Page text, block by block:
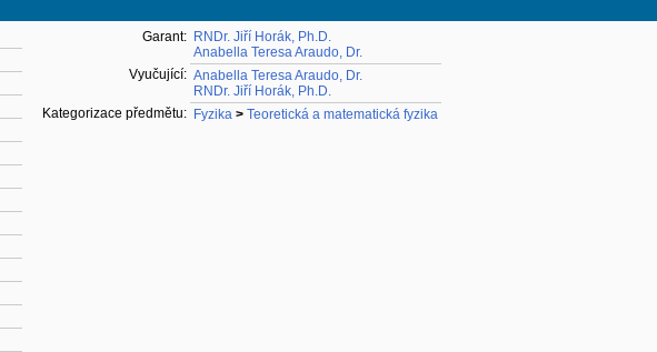
Garant: RNDr. Jiří Horák, Ph.D.
Anabella Teresa Araudo, Dr.
Vyučující: Anabella Teresa Araudo, Dr.
RNDr. Jiří Horák, Ph.D.
Kategorizace předmětu: Fyzika > Teoretická a matematická fyzika